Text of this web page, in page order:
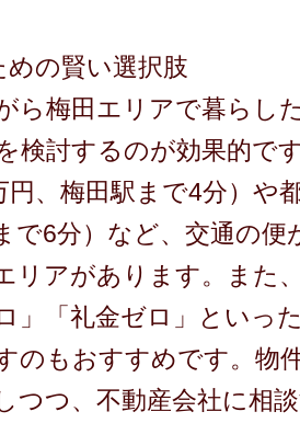
の賢い選択肢
ら梅田エリアで暮らし
検討するのが効果的で
円、梅田駅まで4分）や
で6分）など、交通の
リアがあります。また
」「礼金ゼロ」といっ
のもおすすめです。物
つつ、不動産会社に相